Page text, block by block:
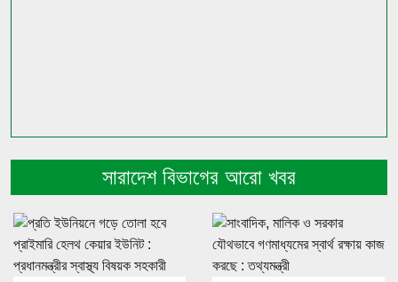
সারাদেশ বিভাগের আরো খবর